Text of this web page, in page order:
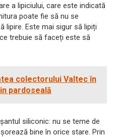
a lipiciului, care este indicată
poate fie să nu se
lipire. Este mai sigur să lipiți
trebuie să faceți este să
colectorului Valtec în
pardoseală
siliconic: nu se teme de
bine în orice stare. Prin